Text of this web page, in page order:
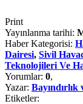
Print
Yayınlanma tarihi:
Haber Kategorisi:
Dairesi, Sivil
Teknolojileri Ve
Yorumlar: 0,
Yazar: Bayındırlık
Etiketler: